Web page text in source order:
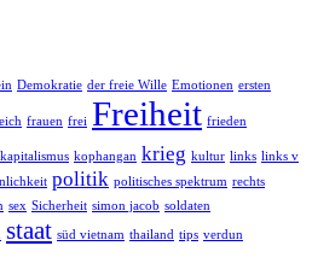
Demokratie der freie Wille Emotionen ersten
frauen frei Freiheit frieden
kapitalismus kophangan krieg kultur links links v
politik politisches spektrum rechts
sex Sicherheit simon jacob soldaten
staat süd vietnam thailand tips verdun